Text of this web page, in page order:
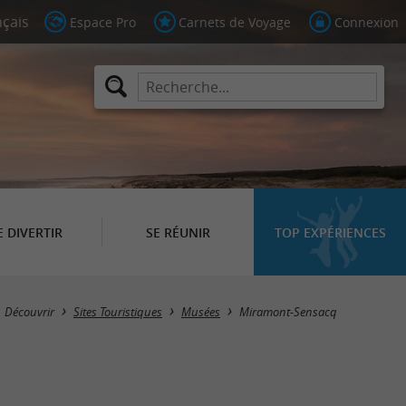
Espace Pro Carnets de Voyage Connexion
DIVERTIR SE RÉUNIR TOP EXPÉRIENCES
Masquer la carte
Découvrir Sites Touristiques Musées Miramont-Sensacq